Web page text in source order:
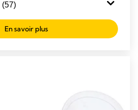
(57)
En savoir plus